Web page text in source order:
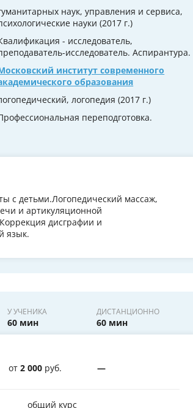
наук, управления и сервиса,
науки (2017 г.)
- исследователь,
исследователь. Аспирантура.
институт современного
образования
логопедия (2017 г.)
переподготовка.
с детьми.Логопедический массаж,
и артикуляционной
дисграфии и
язык.
У УЧЕНИКА
60 мин
ДИСТАНЦИОННО
60 мин
от 2 000 руб. —
общий курс